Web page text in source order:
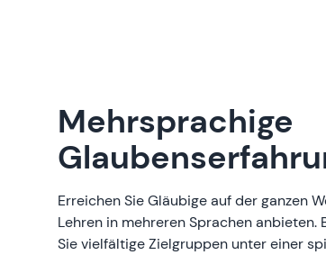
Mehrsprachige
Erreichen Sie Gläubige auf der ganzen
Lehren in mehreren Sprachen
Sie vielfältige Zielgruppen unter einer